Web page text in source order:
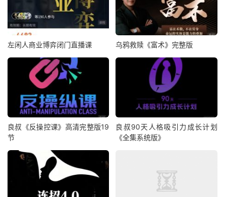
左闲人商业博弈闭门直播课 乌鸦救赎《富术》完整版
良叔《反操控课》高清完整版19
节
良叔90天人格吸引力成长计划
《全集系统版》